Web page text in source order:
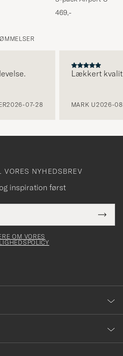
Melange
469,-
2026-07-28
Lækkert
MARK U2026-
NYHEDSBREV
inspiration først
OM VORES